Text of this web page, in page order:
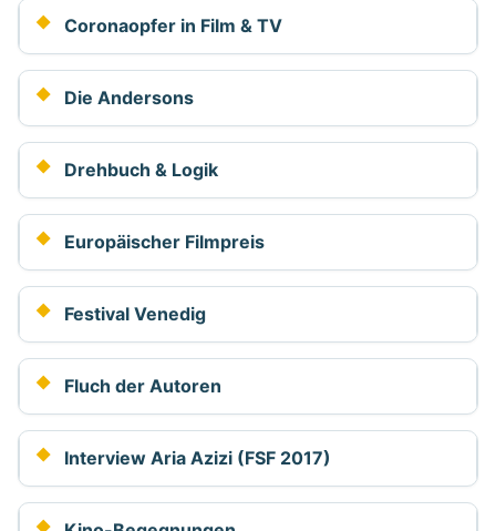
Coronaopfer in Film & TV
Die Andersons
Drehbuch & Logik
Europäischer Filmpreis
Festival Venedig
Fluch der Autoren
Interview Aria Azizi (FSF 2017)